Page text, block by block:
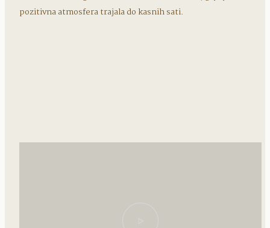
pozitivna atmosfera trajala do kasnih sati.